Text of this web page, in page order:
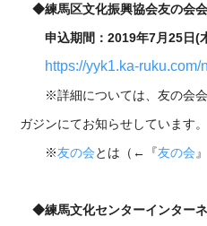
◆練馬区文化振興協会友の会会
申込期間：2019年7月25日
https://yyk1.ka-
※詳細については、友の会会
ガジンにてお知らせしています。
※友の会とは（←『友の会
◆練馬文化センターインターネ